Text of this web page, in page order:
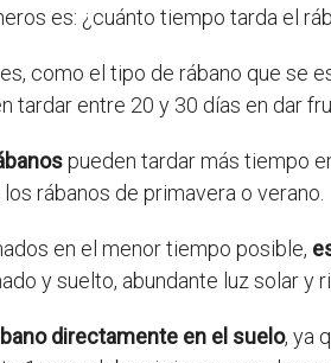
es: ¿cuánto tiempo tarda el
como el tipo de rábano que se
tardar entre 20 y 30 días en dar
pueden tardar más tiempo
rábanos de primavera o verano.
en el menor tiempo posible,
y suelto, abundante luz solar y
directamente en el suelo, ya